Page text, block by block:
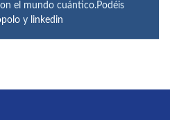
el mundo cuántico.Podéis
y linkedin